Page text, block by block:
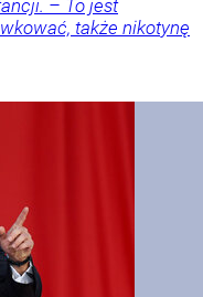
– To jest
także nikotynę